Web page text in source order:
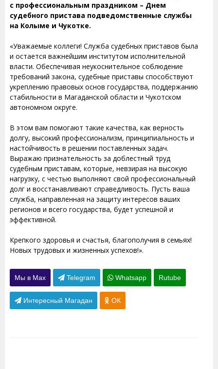
с профессиональным праздником – Днем
судебного пристава подведомственные службы
на Колыме и Чукотке.
«Уважаемые коллеги! Служба судебных приставов была
и остается важнейшим институтом исполнительной
власти. Обеспечивая неукоснительное соблюдение
требований закона, судебные приставы способствуют
укреплению правовых основ государства, поддержанию
стабильности в Магаданской области и Чукотском
автономном округе.
В этом вам помогают такие качества, как верность
долгу, высокий профессионализм, принципиальность и
настойчивость в решении поставленных задач.
Выражаю признательность за доблестный труд
судебным приставам, которые, невзирая на высокую
нагрузку, с честью выполняют свой профессиональный
долг и восстанавливают справедливость. Пусть ваша
служба, направленная на защиту интересов ваших
регионов и всего государства, будет успешной и
эффективной.
Крепкого здоровья и счастья, благополучия в семьях!
Новых трудовых и жизненных успехов!».
Мы в Max Telegram Whatsapp Rutube
Интересный Магадан ОК